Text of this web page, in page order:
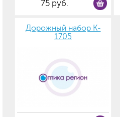
75 руб.
Дорожный набор K-
1705